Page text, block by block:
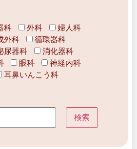
科 外科
婦人科
外科
循環器科
尿器科
消化器科
眼科
神経内科
耳鼻いんこう科